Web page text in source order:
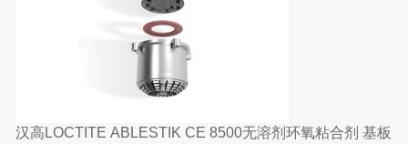
汉高LOCTITE ABLESTIK CE 8500无溶剂环氧粘合剂 基板